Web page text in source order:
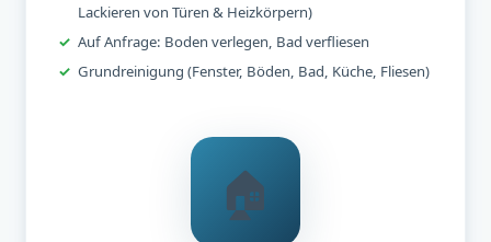
Lackieren von Türen & Heizkörpern)
Auf Anfrage: Boden verlegen, Bad verfliesen
Grundreinigung (Fenster, Böden, Bad, Küche, Fliesen)
🏠